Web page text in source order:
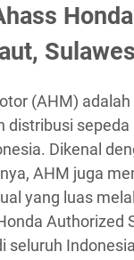
(AHM)
distribusi
Dikenal
AHM juga
yang luas
Authorized
seluruh